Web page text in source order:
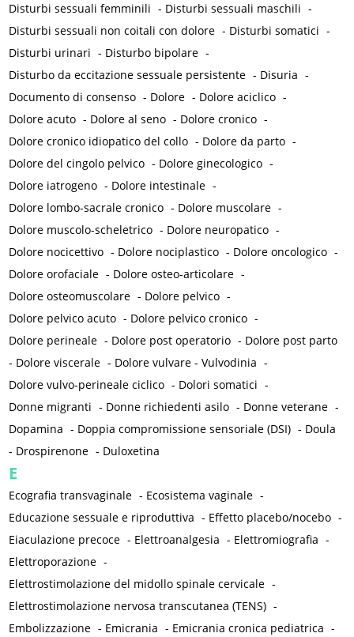
Disturbi sessuali femminili - Disturbi sessuali maschili -
Disturbi sessuali non coitali con dolore - Disturbi somatici -
Disturbi urinari - Disturbo bipolare -
Disturbo da eccitazione sessuale persistente - Disuria -
Documento di consenso - Dolore - Dolore aciclico -
Dolore acuto - Dolore al seno - Dolore cronico -
Dolore cronico idiopatico del collo - Dolore da parto -
Dolore del cingolo pelvico - Dolore ginecologico -
Dolore iatrogeno - Dolore intestinale -
Dolore lombo-sacrale cronico - Dolore muscolare -
Dolore muscolo-scheletrico - Dolore neuropatico -
Dolore nocicettivo - Dolore nociplastico - Dolore oncologico -
Dolore orofaciale - Dolore osteo-articolare -
Dolore osteomuscolare - Dolore pelvico -
Dolore pelvico acuto - Dolore pelvico cronico -
Dolore perineale - Dolore post operatorio - Dolore post parto
- Dolore viscerale - Dolore vulvare - Vulvodinia -
Dolore vulvo-perineale ciclico - Dolori somatici -
Donne migranti - Donne richiedenti asilo - Donne veterane -
Dopamina - Doppia compromissione sensoriale (DSI) - Doula
- Drospirenone - Duloxetina
E
Ecografia transvaginale - Ecosistema vaginale -
Educazione sessuale e riproduttiva - Effetto placebo/nocebo -
Eiaculazione precoce - Elettroanalgesia - Elettromiografia -
Elettroporazione -
Elettrostimolazione del midollo spinale cervicale -
Elettrostimolazione nervosa transcutanea (TENS) -
Embolizzazione - Emicrania - Emicrania cronica pediatrica -